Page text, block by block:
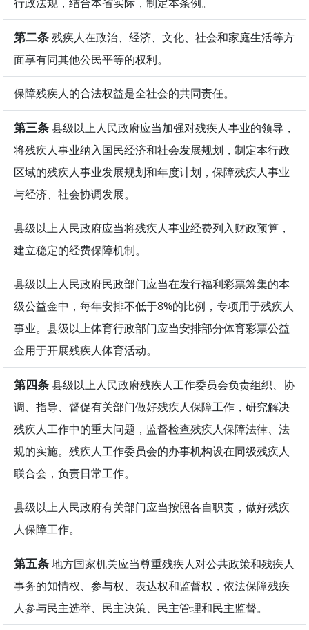
行政法规，结合本省实际，制定本条例。
第二条残疾人在政治、经济、文化、社会和家庭生活等方
面享有同其他公民平等的权利。
保障残疾人的合法权益是全社会的共同责任。
第三条县级以上人民政府应当加强对残疾人事业的领导，
将残疾人事业纳入国民经济和社会发展规划，制定本行政
区域的残疾人事业发展规划和年度计划，保障残疾人事业
与经济、社会协调发展。
县级以上人民政府应当将残疾人事业经费列入财政预算，
建立稳定的经费保障机制。
县级以上人民政府民政部门应当在发行福利彩票筹集的本
级公益金中，每年安排不低于8%的比例，专项用于残疾人
事业。县级以上体育行政部门应当安排部分体育彩票公益
金用于开展残疾人体育活动。
第四条县级以上人民政府残疾人工作委员会负责组织、协
调、指导、督促有关部门做好残疾人保障工作，研究解决
残疾人工作中的重大问题，监督检查残疾人保障法律、法
规的实施。残疾人工作委员会的办事机构设在同级残疾人
联合会，负责日常工作。
县级以上人民政府有关部门应当按照各自职责，做好残疾
人保障工作。
第五条地方国家机关应当尊重残疾人对公共政策和残疾人
事务的知情权、参与权、表达权和监督权，依法保障残疾
人参与民主选举、民主决策、民主管理和民主监督。